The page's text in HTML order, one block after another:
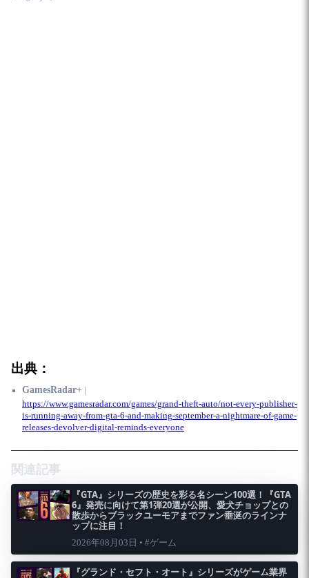
出典：
GamesRadar+ |
https://www.gamesradar.com/games/grand-theft-auto/not-every-publisher-
is-running-away-from-gta-6-and-making-september-a-nightmare-of-game-
releases-devolver-digital-reminds-everyone
関連記事
『GTA』シリーズの歴史を彩る名シーン100選！『GTA
6』発売に向けて第1弾20選が公開、愛犬チョップとの
散歩からブラックユーモアまでファン垂涎のラインナ
ップに注目！
2026年08月03日 • #ゲーム
『グランド・セフト・オート』シリーズがゲーム業界